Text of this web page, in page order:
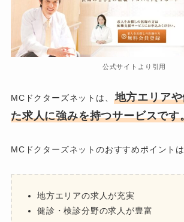
公式サイトより引用
MCドクターズネットは、
地方エリア
た求人に強みを持つサービスです
MCドクターズネットのおすすめポイントは
地方エリアの求人が充実
健診・検診分野の求人が豊富